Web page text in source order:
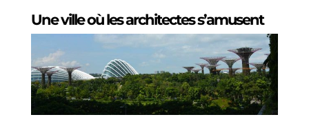
Une ville où les architectes s’amusent